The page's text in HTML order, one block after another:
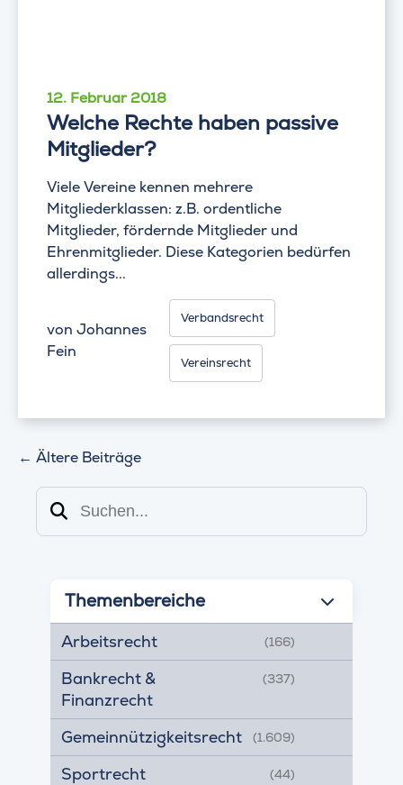
12. Februar 2018
Welche Rechte haben passive
Mitglieder?
Viele Vereine kennen mehrere
Mitgliederklassen: z.B. ordentliche
Mitglieder, fördernde Mitglieder und
Ehrenmitglieder. Diese Kategorien bedürfen
allerdings...
von Johannes
Fein
Verbandsrecht
Vereinsrecht
← Ältere Beiträge
Suchen
Themenbereiche
Arbeitsrecht (166)
Bankrecht &
Finanzrecht
(337)
Gemeinnützigkeitsrecht (1.609)
Sportrecht (44)